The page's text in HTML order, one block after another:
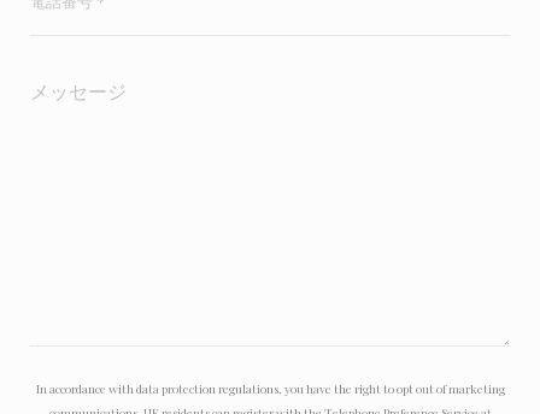
In accordance with data protection regulations, you have the right to opt out of marketing